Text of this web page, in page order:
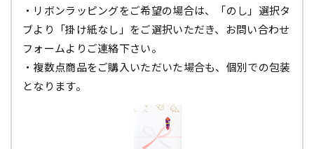
・リボンラッピングをご希望の場合は、「のし」選択タ
ブより「掛け紙なし」をご選択いただき、お問い合わせ
フォームよりご連絡下さい。
・複数点商品をご購入いただいた場合も、個別での包装
となります。